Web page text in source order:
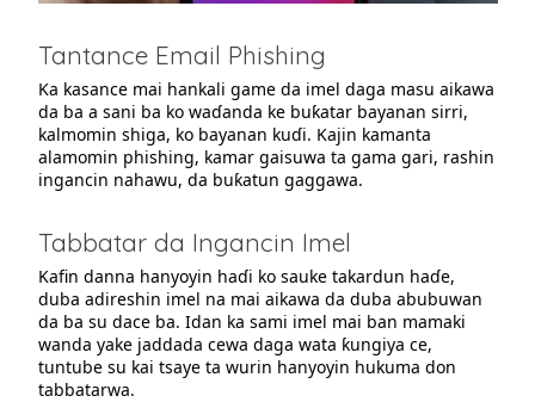
Tantance Email Phishing
Ka kasance mai hankali game da imel daga masu aikawa
da ba a sani ba ko waɗanda ke buƙatar bayanan sirri,
kalmomin shiga, ko bayanan kuɗi. Kajin kamanta
alamomin phishing, kamar gaisuwa ta gama gari, rashin
ingancin nahawu, da buƙatun gaggawa.
Tabbatar da Ingancin Imel
Kafin danna hanyoyin haɗi ko sauke takardun haɗe,
duba adireshin imel na mai aikawa da duba abubuwan
da ba su dace ba. Idan ka sami imel mai ban mamaki
wanda yake jaddada cewa daga wata ƙungiya ce,
tuntube su kai tsaye ta wurin hanyoyin hukuma don
tabbatarwa.